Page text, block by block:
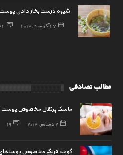
شیوه درست بخار دادن پوست
27 آگوست, 2017
مطالب تصادفی
ماسک پرتقال مخصوص پوست
2 دسامبر, 2014 19
گوجه فرنگی مخصوص